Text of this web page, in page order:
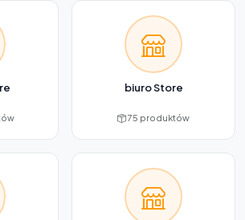
biuro Store
75 produktów